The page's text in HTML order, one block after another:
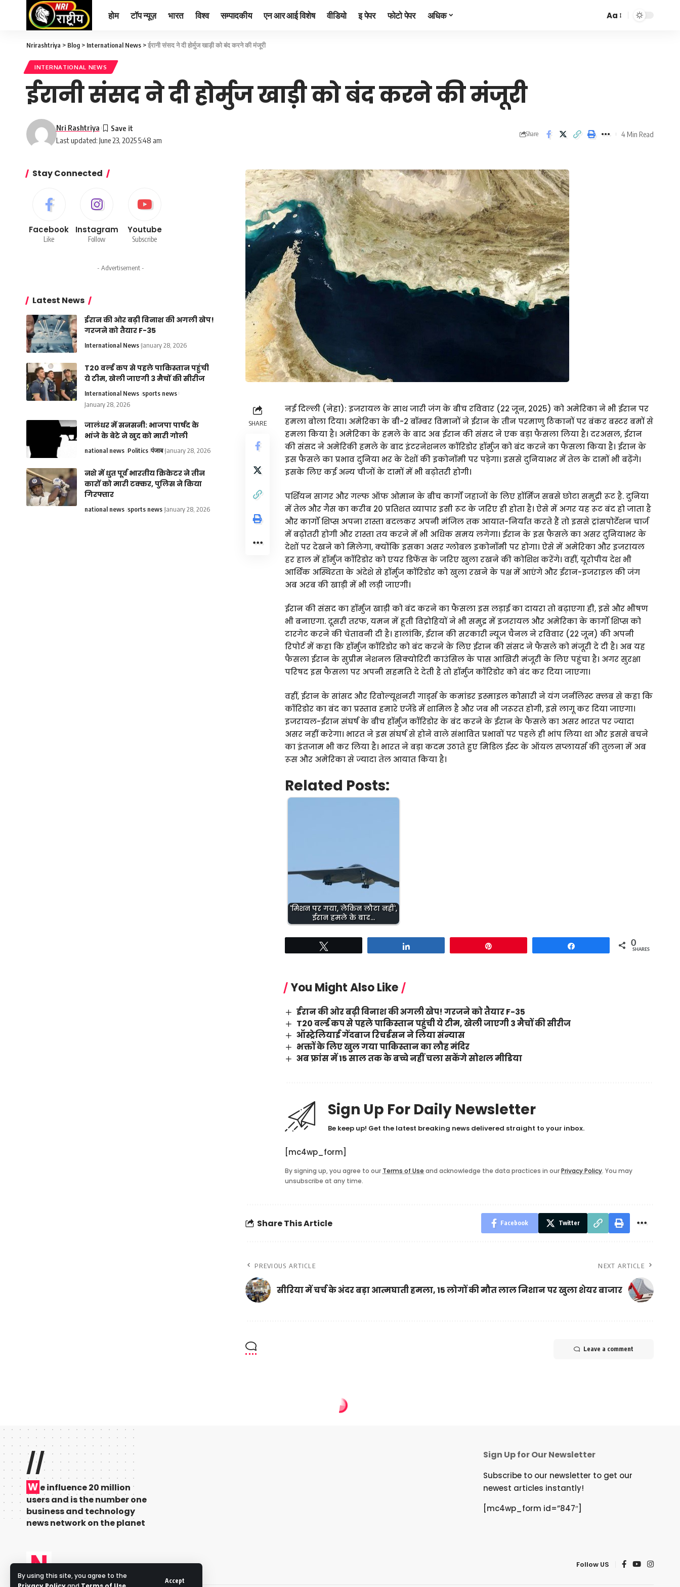
By using this site, you agree to the
Accept
होम टॉप न्यूज़ भारत विश्व सम्पादकीय एन आर आई विशेष वीडियो इ पेपर फोटो पेपर अधिक
Font
Aa
Nrirashtriya > Blog > International News >ईरानी संसद ने दी होर्मुज खाड़ी को बंद करने की मंजूरी
INTERNATIONAL NEWS
ईरानी संसद ने दी होर्मुज खाड़ी को बंद करने की मंजूरी
Last updated: June 23, 2025 5:48 am
Nri Rashtriya
Share 4 Min Read
SHARE
नई दिल्ली (नेहा): इजरायल के साथ जारी जंग के बीच रविवार (22 जून, 2025) को अमेरिका ने भी ईरान पर
हमला बोला दिया। अमेरिका के बी-2 बॉम्बर विमानों ने ईरान के तीन परमाणु ठिकानों पर बंकर बस्टर बमों से
हमला किया है। अमेरिका के हमले के बाद अब ईरान की संसद ने एक बड़ा फैसला लिया है। दरअसल, ईरान
की संसद ने अमेरिकी हमले के बाद इंटरनेशनल कॉरिडोर हॉर्मुज को बंद करने का फैसला किया है। ईरान के
इस फैसले का प्रभाव दुनिया भर के देशों की इकोनॉमी पर पड़ेगा। इससे दुनियाभर में तेल के दामों भी बढ़ेंगे।
इसके लिए कई अन्य चीजों के दामों में भी बढ़ोतरी होगी।
पर्शियन सागर और गल्फ ऑफ ओमान के बीच कार्गों जहाजों के लिए हॉर्मिज सबसे छोटा समुद्री रूट है. दुनिया
में तेल और गैस का करीब 20 प्रतिशत व्यापार इसी रूट के जरिए ही होता है। ऐसे में अगर यह रूट बंद हो जाता है
और कार्गो शिप्स अपना रास्ता बदलकर अपनी मंजिल तक आयात-निर्यात करते हैं तो इससे ट्रांसपोर्टेशन चार्ज
में बढ़ोतरी होगी और रास्ता तय करने में भी अधिक समय लगेगा। ईरान के इस फैसले का असर दुनियाभर के
देशों पर देखने को मिलेगा, क्योंकि इसका असर ग्लोबल इकोनॉमी पर होगा। ऐसे में अमेरिका और इजरायल
हर हाल में हॉर्मुज कॉरिडोर को एयर डिफेंस के जरिए खुला रखने की कोशिश करेंगे। वहीं, यूरोपीय देश भी
आर्थिक अस्थिरता के अंदेशे से हॉर्मुज कॉरिडोर को खुला रखने के पक्ष में आएंगे और ईरान-इजराइल की जंग
अब अरब की खाड़ी में भी लड़ी जाएगी।
ईरान की संसद का हॉर्मुज खाड़ी को बंद करने का फैसला इस लड़ाई का दायरा तो बढ़ाएगा ही, इसे और भीषण
भी बनाएगा. दूसरी तरफ, यमन में हूती विद्रोहियों ने भी समुद्र में इजरायल और अमेरिका के कार्गो शिप्स को
टारगेट करने की चेतावनी दी है। हालांकि, ईरान की सरकारी न्यूज चैनल ने रविवार (22 जून) की अपनी
रिपोर्ट में कहा कि हॉर्मुज कॉरिडोर को बंद करने के लिए ईरान की संसद ने फैसले को मंजूरी दे दी है। अब यह
फैसला ईरान के सुप्रीम नेशनल सिक्योरिटी काउंसिल के पास आखिरी मंजूरी के लिए पहुंचा है। अगर सुरक्षा
परिषद इस फैसला पर अपनी सहमति दे देती है तो हॉर्मुज कॉरिडोर को बंद कर दिया जाएगा।
वहीं, ईरान के सांसद और रिवोल्यूशनरी गार्ड्स के कमांडर इस्माइल कोसारी ने यंग जर्नलिस्ट क्लब से कहा कि
कॉरिडोर का बंद का प्रस्ताव हमारे एजेंडे में शामिल है और जब भी जरूरत होगी, इसे लागू कर दिया जाएगा।
इजरायल-ईरान संघर्ष के बीच हॉर्मुज कॉरिडोर के बंद करने के ईरान के फैसले का असर भारत पर ज्यादा
असर नहीं करेगा। भारत ने इस संघर्ष से होने वाले संभावित प्रभावों पर पहले ही भांप लिया था और इससे बचने
का इंतजाम भी कर लिया है। भारत ने बड़ा कदम उठाते हुए मिडिल ईस्ट के ऑयल सप्लायर्स की तुलना में अब
रूस और अमेरिका से ज्यादा तेल आयात किया है।
Related Posts:
'मिशन पर गया, लेकिन लौटा नहीं',
ईरान हमले के बाद…
0
SHARES
You Might Also Like
ईरान की ओर बढ़ी विनाश की अगली खेप! गरजने को तैयार F-35
T20 वर्ल्ड कप से पहले पाकिस्तान पहुंची ये टीम, खेली जाएगी 3 मैचों की सीरीज
ऑस्ट्रेलियाई गेंदबाज रिचर्डसन ने लिया संन्यास
भक्तों के लिए खुल गया पाकिस्तान का लौह मंदिर
अब फ्रांस में 15 साल तक के बच्चे नहीं चला सकेंगे सोशल मीडिया
Sign Up For Daily Newsletter
Be keep up! Get the latest breaking news delivered straight to your inbox.
[mc4wp_form]
By signing up, you agree to our Terms of Use and acknowledge the data practices in ourPrivacy Policy. You may
unsubscribe at any time.
Share This Article Facebook Twitter
PREVIOUS ARTICLE
सीरिया में चर्च के अंदर बड़ा आत्मघाती हमला, 15 लोगों की मौत
NEXT ARTICLE
लाल निशान पर खुला शेयर बाजार
Leave a comment
Stay Connected
Facebook
Like
Instagram
Follow
Youtube
Subscribe
- Advertisement -
Latest News
ईरान की ओर बढ़ी विनाश की अगली खेप!
गरजने को तैयार F-35
International News January 28, 2026
T20 वर्ल्ड कप से पहले पाकिस्तान पहुंची
ये टीम, खेली जाएगी 3 मैचों की सीरीज
International News sports news
January 28, 2026
जालंधर में सनसनी: भाजपा पार्षद के
भांजे के बेटे ने खुद को मारी गोली
national news Politics पंजाब January 28, 2026
नशे में धुत पूर्व भारतीय क्रिकेटर ने तीन
कारों को मारी टक्कर, पुलिस ने किया
गिरफ्तार
national news sports news January 28, 2026
//
W e influence 20 million
users and is the number one
business and technology
news network on the planet
Sign Up for Our Newsletter
Subscribe to our newsletter to get our
newest articles instantly!
[mc4wp_form id=”847″]
Follow US